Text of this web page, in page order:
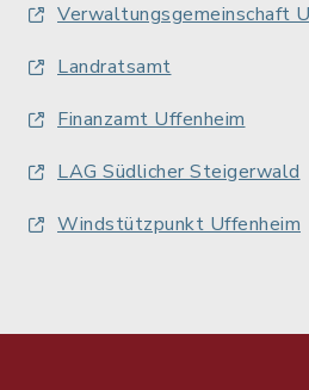
Verwaltungsgemeinschaft
Landratsamt
Finanzamt Uffenheim
LAG Südlicher Steigerwald
Windstützpunkt Uffenheim